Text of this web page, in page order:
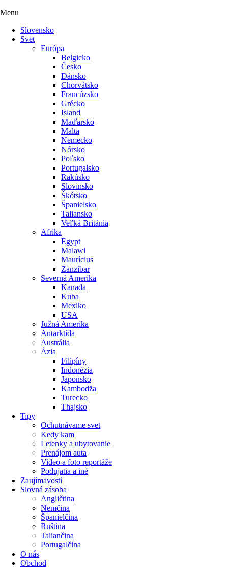
Menu
Slovensko
Svet
Európa
Belgicko
Česko
Dánsko
Chorvátsko
Francúzsko
Grécko
Island
Maďarsko
Malta
Nemecko
Nórsko
Poľsko
Portugalsko
Rakúsko
Slovinsko
Škótsko
Španielsko
Taliansko
Veľká Británia
Afrika
Egypt
Malawi
Maurícius
Zanzibar
Severná Amerika
Kanada
Kuba
Mexiko
USA
Južná Amerika
Antarktída
Austrália
Ázia
Filipíny
Indonézia
Japonsko
Kambodža
Turecko
Thajsko
Tipy
Ochutnávame svet
Kedy kam
Letenky a ubytovanie
Prenájom auta
Video a foto reportáže
Podujatia a iné
Zaujímavosti
Slovná zásoba
Angličtina
Nemčina
Španielčina
Ruština
Taliančina
Portugalčina
O nás
Obchod